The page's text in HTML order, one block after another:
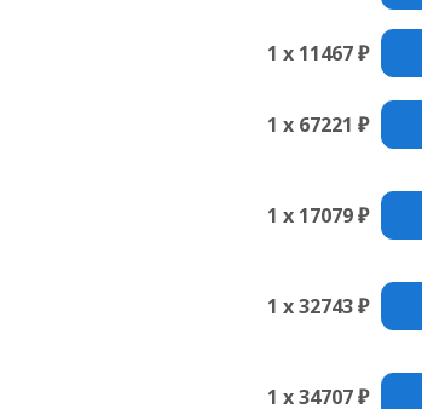
1 x 11467 ₽
1 x 67221 ₽
1 x 17079 ₽
1 x 32743 ₽
1 x 34707 ₽